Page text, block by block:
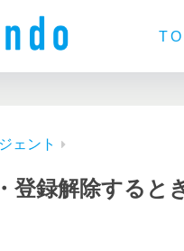
ェント
登録解除すると